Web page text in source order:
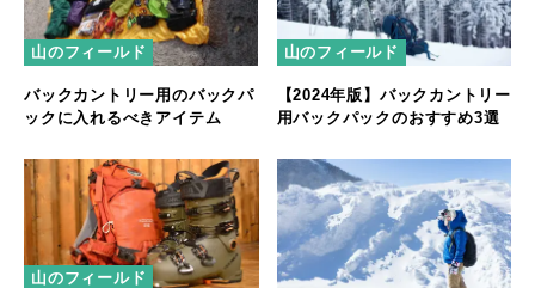
山のフィールド
バックカントリー用のバックパ
ックに入れるべきアイテム
山のフィールド
【2024年版】バックカントリー
用バックパックのおすすめ3選
山のフィールド